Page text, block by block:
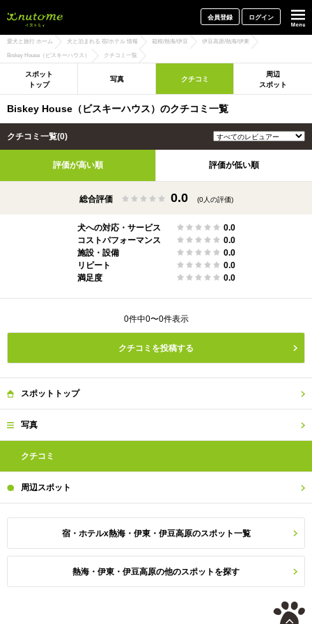
会員登録 ログイン
愛犬と旅行 ホーム 犬と泊まれる 宿/ホテル 情報 箱根/熱海/伊豆 伊豆高原/熱海/伊東
Biskey House（ビスキーハウス） クチコミ一覧
スポット
トップ
写真 クチコミ
周辺
スポット
Biskey House（ビスキーハウス）のクチコミ一覧
クチコミ一覧(0)
評価が高い順 評価が低い順
総合評価 0.0 (0人の評価)
犬への対応・サービス
0.0
コストパフォーマンス
0.0
施設・設備
0.0
リピート
0.0
満足度
0.0
0件中0〜0件表示
クチコミを投稿する
スポット トップ
写真
クチコミ
周辺スポット
宿・ホテルx熱海・伊東・伊豆高原のスポット一覧
熱海・伊東・伊豆高原の他のスポットを探す